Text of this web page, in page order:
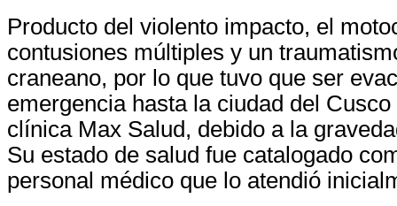
Producto del violento impacto, el
contusiones múltiples y un
craneano, por lo que tuvo que ser
emergencia hasta la ciudad del
clínica Max Salud, debido a la
Su estado de salud fue catalogado
personal médico que lo atendió